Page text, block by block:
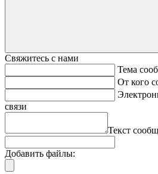
Свяжитесь с нами
Тема
От кого
связи
Текст
Добавить файлы: